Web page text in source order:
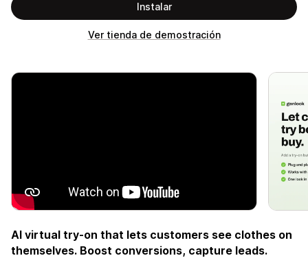
Instalar
Ver tienda de demostración
AI virtual try-on that lets customers see clothes on
themselves. Boost conversions, capture leads.